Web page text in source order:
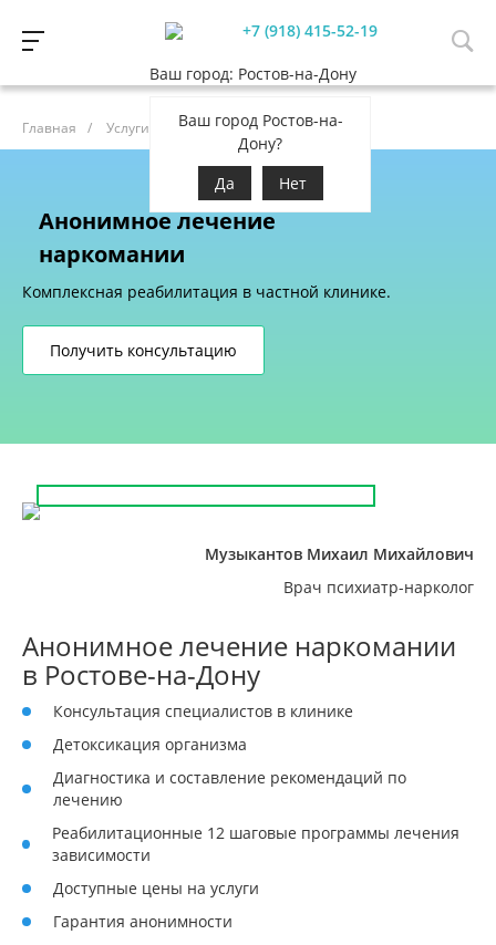
+7 (918) 415-52-19
Ваш город: Ростов-на-Дону
Ваш город Ростов-на-
Дону?
Да
Нет
Главная / Услуги Лечение наркомании
Анонимное лечение
наркомании
Комплексная реабилитация в частной клинике.
Получить консультацию
Анонимное лечение наркомании
в Ростове-на-Дону
Консультация специалистов в клинике
Детоксикация организма
Диагностика и составление рекомендаций по
лечению
Реабилитационные 12 шаговые программы лечения
зависимости
Доступные цены на услуги
Гарантия анонимности
Музыкантов Михаил Михайлович
Врач психиатр-нарколог